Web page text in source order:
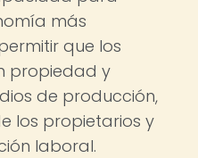
más
que los
propiedad y
de producción,
los propietarios y
laboral.